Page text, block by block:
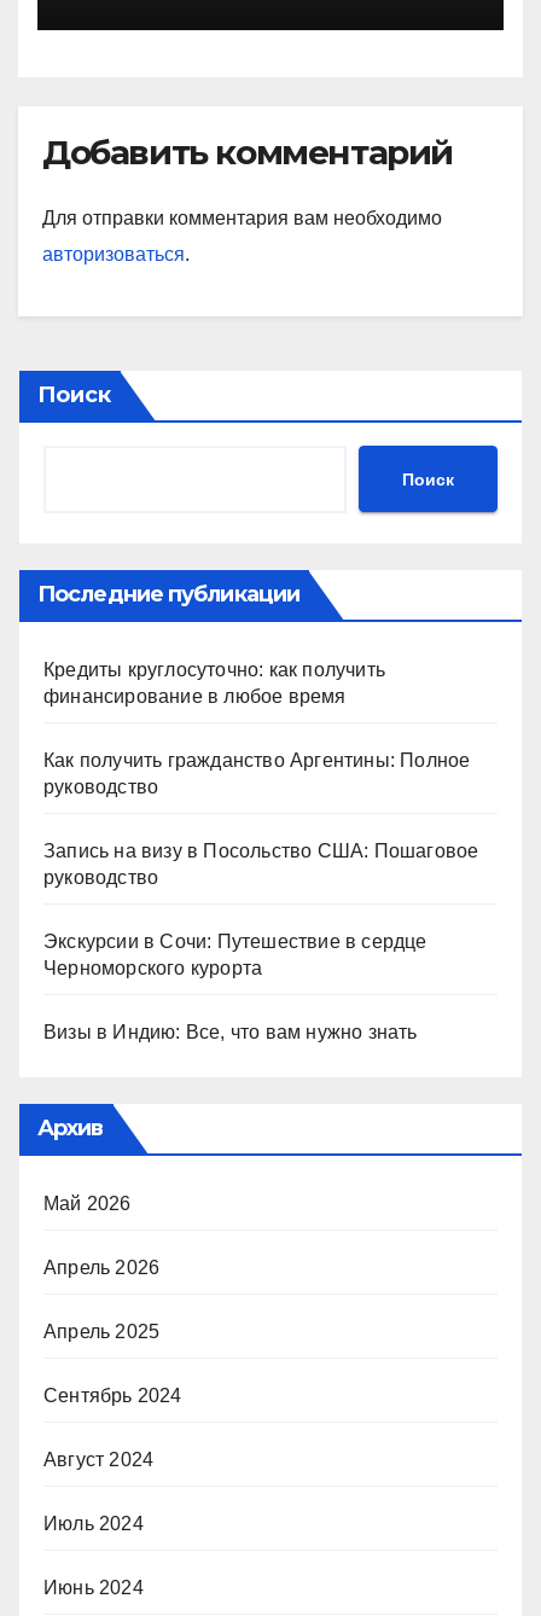
Добавить комментарий
Для отправки комментария вам необходимо
авторизоваться.
Поиск
Поиск
Последние публикации
Кредиты круглосуточно: как получить
финансирование в любое время
Как получить гражданство Аргентины: Полное
руководство
Запись на визу в Посольство США: Пошаговое
руководство
Экскурсии в Сочи: Путешествие в сердце
Черноморского курорта
Визы в Индию: Все, что вам нужно знать
Архив
Май 2026
Апрель 2026
Апрель 2025
Сентябрь 2024
Август 2024
Июль 2024
Июнь 2024